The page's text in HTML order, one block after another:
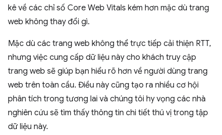
kê về các chỉ số Core Web Vitals kém hơn mặc dù trang
web không thay đổi gì.
Mặc dù các trang web không thể trực tiếp cải thiện RTT,
nhưng việc cung cấp dữ liệu này cho khách truy cập
trang web sẽ giúp bạn hiểu rõ hơn về người dùng trang
web trên toàn cầu. Điều này cũng tạo ra nhiều cơ hội
phân tích trong tương lai và chúng tôi hy vọng các nhà
nghiên cứu sẽ tìm thấy thông tin chi tiết thú vị trong tập
dữ liệu này.